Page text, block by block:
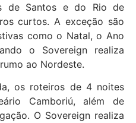
de Santos e do Rio de
curtos. A exceção são
como o Natal, o Ano
o Sovereign realiza
ao Nordeste.
os roteiros de 4 noites
Camboriú, além de
O Sovereign realiza